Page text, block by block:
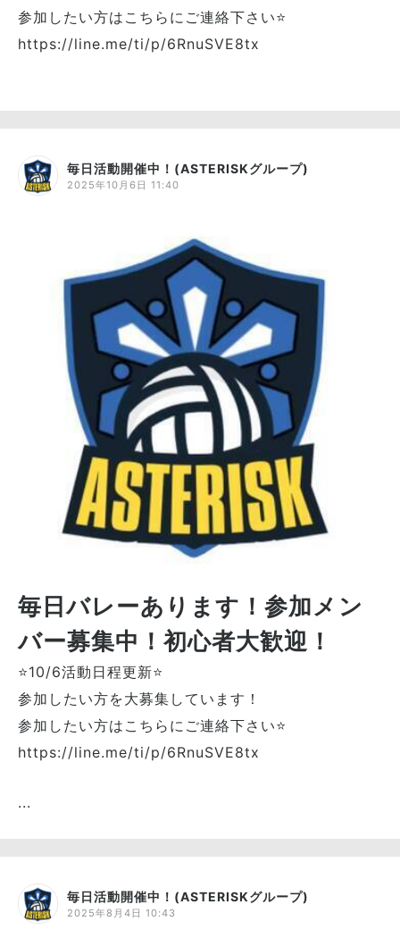
参加したい方はこちらにご連絡下さい⭐️
https://line.me/ti/p/6RnuSVE8tx
毎日活動開催中！(ASTERISKグループ)
2025年10月6日 11:40
毎日バレーあります！参加メン
バー募集中！初心者大歓迎！
⭐10/6活動日程更新⭐
参加したい方を大募集しています！
参加したい方はこちらにご連絡下さい⭐️
https://line.me/ti/p/6RnuSVE8tx
...
毎日活動開催中！(ASTERISKグループ)
2025年8月4日 10:43